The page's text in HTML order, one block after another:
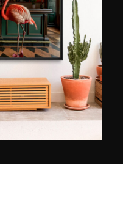
Medal opleverde.
aanpak een
of hij nu
of alledaagse
van zijn
zijn kijk op het
om de
Deze